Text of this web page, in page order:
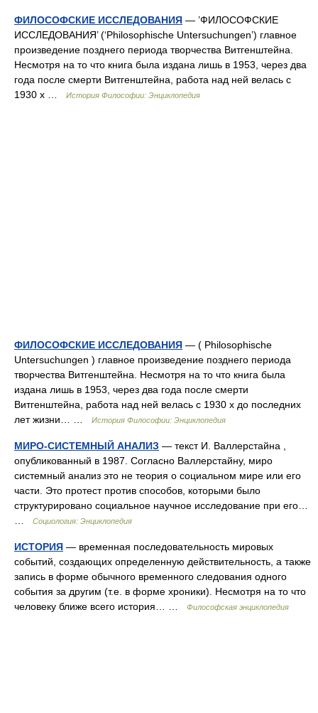
ФИЛОСОФСКИЕ ИССЛЕДОВАНИЯ — ’ФИЛОСОФСКИЕ
ИССЛЕДОВАНИЯ’ (‘Philosophische Untersuchungen’) главное
произведение позднего периода творчества Витгенштейна.
Несмотря на то что книга была издана лишь в 1953, через два
года после смерти Витгенштейна, работа над ней велась с
1930 х …
История Философии: Энциклопедия
ФИЛОСОФСКИЕ ИССЛЕДОВАНИЯ — ( Philosophische
Untersuchungen ) главное произведение позднего периода
творчества Витгенштейна. Несмотря на то что книга была
издана лишь в 1953, через два года после смерти
Витгенштейна, работа над ней велась с 1930 х до последних
лет жизни… …
История Философии: Энциклопедия
МИРО-СИСТЕМНЫЙ АНАЛИЗ — текст И. Валлерстайна ,
опубликованный в 1987. Согласно Валлерстайну, миро
системный анализ это не теория о социальном мире или его
части. Это протест против способов, которыми было
структурировано социальное научное исследование при его…
Социология: Энциклопедия
ИСТОРИЯ — временная последовательность мировых
событий, создающих определенную действительность, а также
запись в форме обычного временного следования одного
события за другим (т.е. в форме хроники). Несмотря на то что
человеку ближе всего история… …
Философская энциклопедия